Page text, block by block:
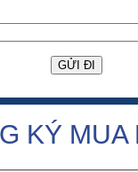
KÝ MUA